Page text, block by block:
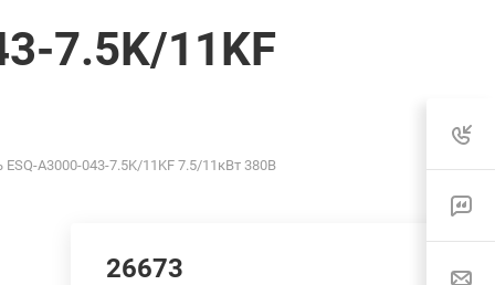
7.5K/11KF
A3000-043-7.5K/11KF 7.5/11кВт 380В
26673